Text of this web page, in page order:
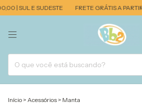
| SUL E SUDESTE FRETE GRÁTIS A PARTIR
Início > Acessórios > Manta